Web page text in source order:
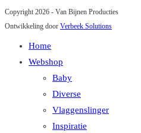
Copyright 2026 - Van Bijnen Producties
Ontwikkeling door Verbeek Solutions
Home
Webshop
Baby
Diverse
Vlaggenslinger
Inspiratie